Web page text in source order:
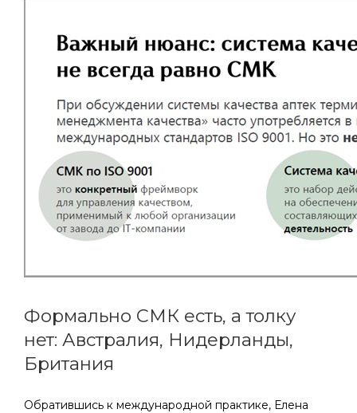
Формально СМК есть, а толку
нет: Австралия, Нидерланды,
Британия
Обратившись к международной практике, Елена